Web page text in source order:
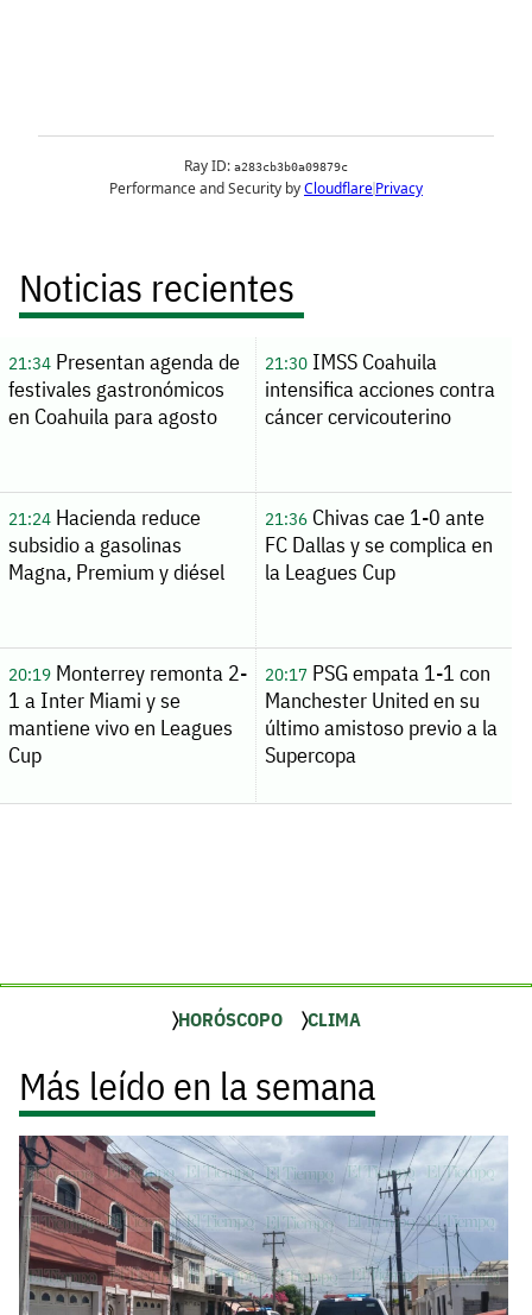
Noticias recientes
21:34Presentan agenda de
festivales gastronómicos
en Coahuila para agosto
21:30IMSS Coahuila
intensifica acciones contra
cáncer cervicouterino
21:24Hacienda reduce
subsidio a gasolinas
Magna, Premium y diésel
21:36Chivas cae 1-0 ante
FC Dallas y se complica en
la Leagues Cup
20:19Monterrey remonta 2-
1 a Inter Miami y se
mantiene vivo en Leagues
Cup
20:17PSG empata 1-1 con
Manchester United en su
último amistoso previo a la
Supercopa
HORÓSCOPO CLIMA
Más leído en la semana